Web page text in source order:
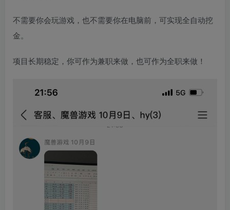
不需要你会玩游戏，也不需要你在电脑前，可实现全自动挖
金。
项目长期稳定，你可作为兼职来做，也可作为全职来做！